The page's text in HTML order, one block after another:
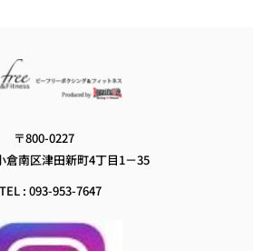
〒800-0227
倉南区津田新町4丁目1－35
TEL : 093-953-7647